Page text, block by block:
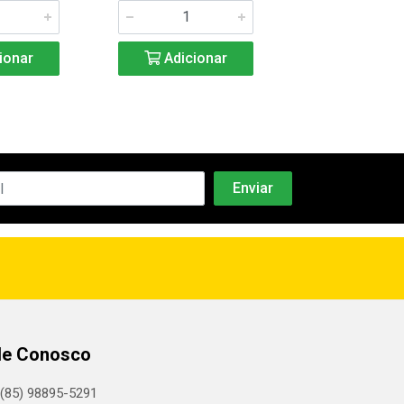
Adicionar
Conosco
(85) 98895-5291